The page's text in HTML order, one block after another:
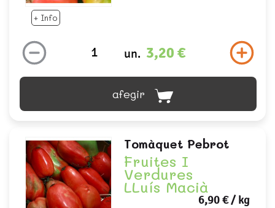
+ Info
un. 3,20 €
afegir
Tomàquet Pebrot
Fruites I
Verdures
LLuís Macià
6,90 €/ kg